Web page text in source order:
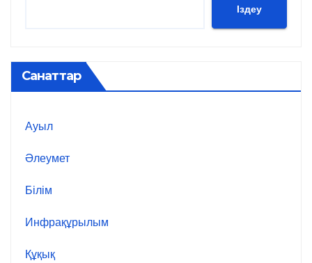
Іздеу
Санаттар
Ауыл
Әлеумет
Білім
Инфрақұрылым
Құқық